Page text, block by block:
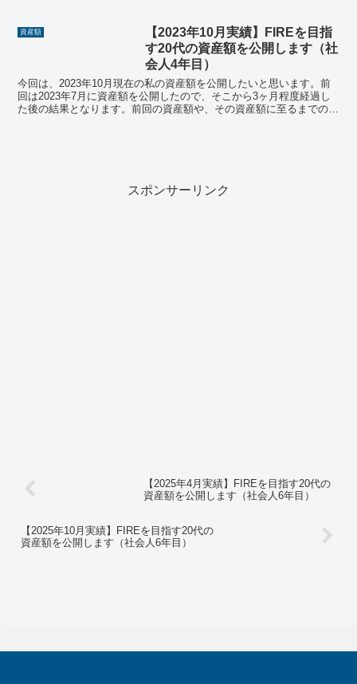
資産額
【2023年10月実績】FIREを目指
す20代の資産額を公開します（社
会人4年目）
今回は、2023年10月現在の私の資産額を公開したいと思います。前
回は2023年7月に資産額を公開したので、そこから3ヶ月程度経過し
た後の結果となります。前回の資産額や、その資産額に至るまでの経
スポンサーリンク
【2025年4月実績】FIREを目指す20代の
資産額を公開します（社会人6年目）
【2025年10月実績】FIREを目指す20代の
資産額を公開します（社会人6年目）